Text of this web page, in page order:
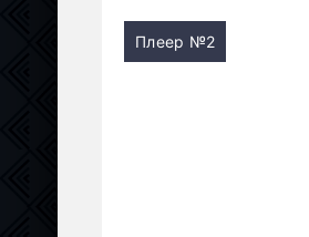
Плеер №2